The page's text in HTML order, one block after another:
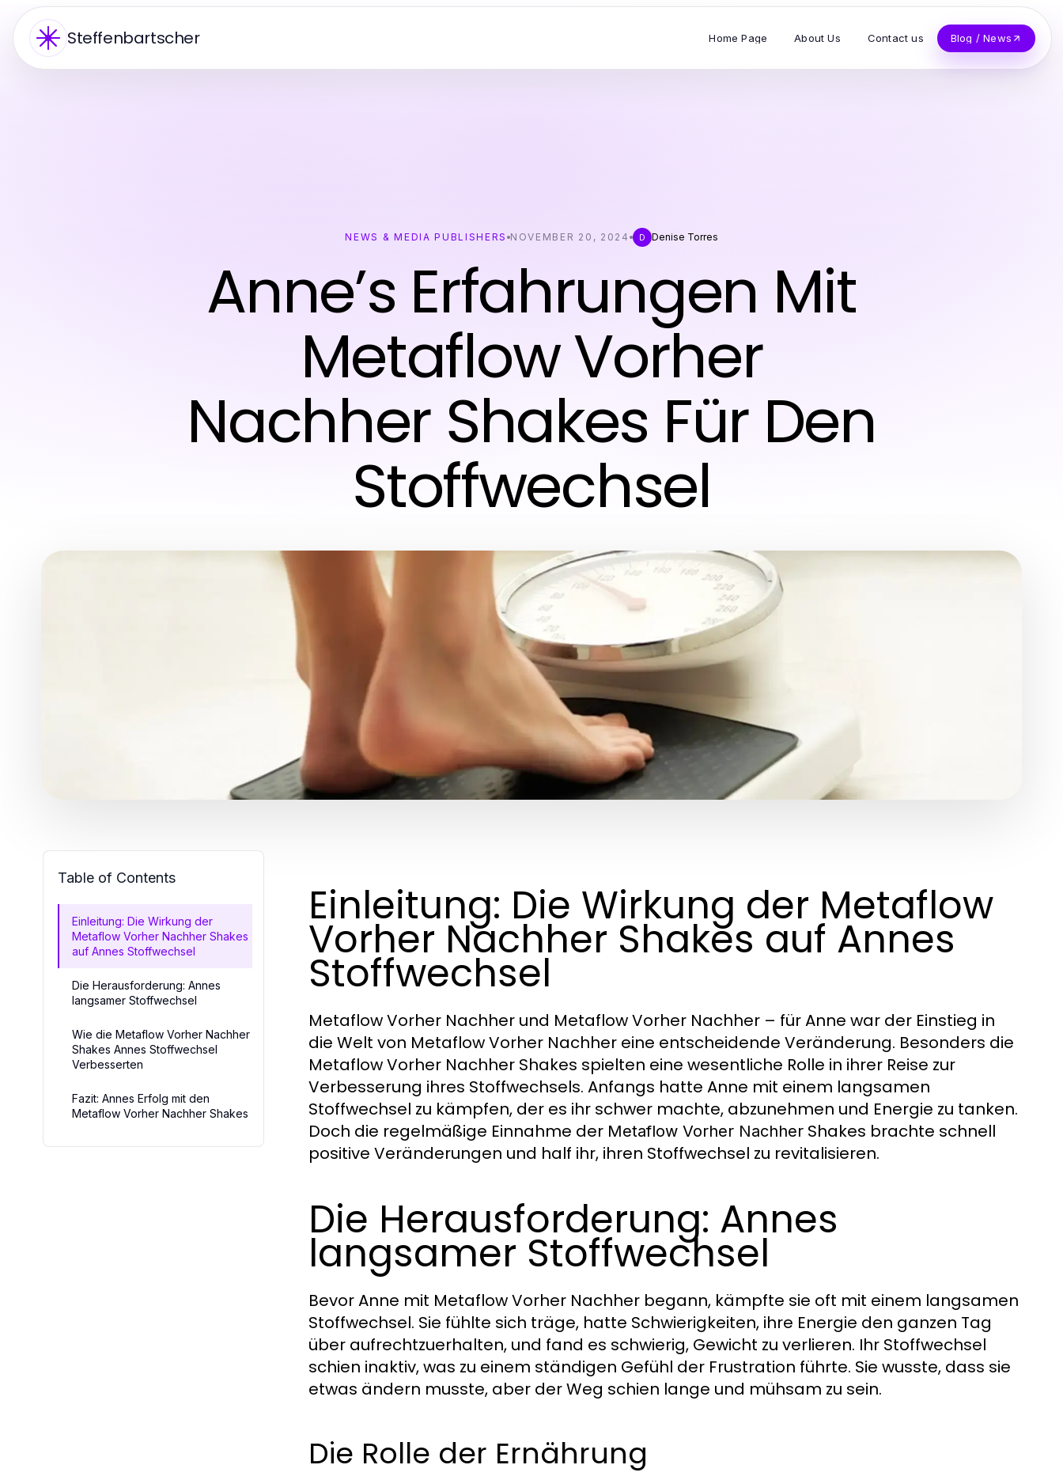
Steffenbartscher Home Page About Us Contact us Blog / News
NEWS & MEDIA PUBLISHERS NOVEMBER 20, 2024 D Denise Torres
Anne’s Erfahrungen Mit
Metaflow Vorher
Nachher Shakes Für Den
Stoffwechsel
Table of Contents
Einleitung: Die Wirkung der
Metaflow Vorher Nachher Shakes
auf Annes Stoffwechsel
Die Herausforderung: Annes
langsamer Stoffwechsel
Wie die Metaflow Vorher Nachher
Shakes Annes Stoffwechsel
Verbesserten
Fazit: Annes Erfolg mit den
Metaflow Vorher Nachher Shakes
Einleitung: Die Wirkung der Metaflow
Vorher Nachher Shakes auf Annes
Stoffwechsel
Metaflow Vorher Nachher und Metaflow Vorher Nachher – für Anne war der Einstieg in
die Welt von Metaflow Vorher Nachher eine entscheidende Veränderung. Besonders die
Metaflow Vorher Nachher Shakes spielten eine wesentliche Rolle in ihrer Reise zur
Verbesserung ihres Stoffwechsels. Anfangs hatte Anne mit einem langsamen
Stoffwechsel zu kämpfen, der es ihr schwer machte, abzunehmen und Energie zu tanken.
Doch die regelmäßige Einnahme der Metaflow Vorher Nachher Shakes brachte schnell
positive Veränderungen und half ihr, ihren Stoffwechsel zu revitalisieren.
Die Herausforderung: Annes
langsamer Stoffwechsel
Bevor Anne mit Metaflow Vorher Nachher begann, kämpfte sie oft mit einem langsamen
Stoffwechsel. Sie fühlte sich träge, hatte Schwierigkeiten, ihre Energie den ganzen Tag
über aufrechtzuerhalten, und fand es schwierig, Gewicht zu verlieren. Ihr Stoffwechsel
schien inaktiv, was zu einem ständigen Gefühl der Frustration führte. Sie wusste, dass sie
etwas ändern musste, aber der Weg schien lange und mühsam zu sein.
Die Rolle der Ernährung